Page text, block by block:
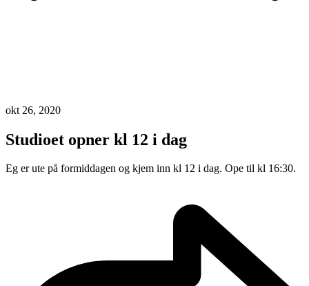
okt 26, 2020
Studioet opner kl 12 i dag
Eg er ute på formiddagen og kjem inn kl 12 i dag. Ope til kl 16:30.